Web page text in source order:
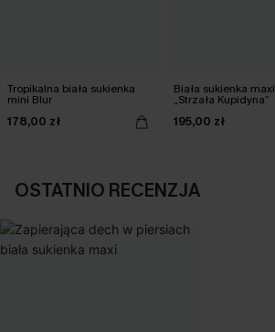
Tropikalna biała sukienka
mini Blur
178,00 zł
Biała sukienka maxi
„Strzała Kupidyna”
195,00 zł
OSTATNIO RECENZJA